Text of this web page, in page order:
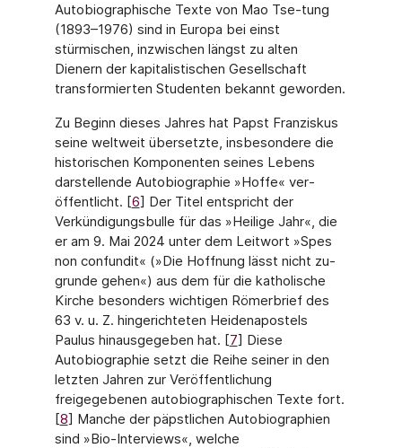
Autobiographische Texte von Mao Tse-tung
(1893–1976) sind in Europa bei einst
stürmischen, inzwischen längst zu alten
Dienern der kapitalistischen Gesellschaft
transformierten Studenten bekannt geworden.
Zu Beginn dieses Jahres hat Papst Franziskus
seine weltweit übersetzte, insbesondere die
historischen Komponenten seines Lebens
darstellende Autobiographie »Hoffe« ver­
öffentlicht. [6] Der Titel entspricht der
Verkündigungsbulle für das »Heilige Jahr«, die
er am 9. Mai 2024 unter dem Leitwort »Spes
non confundit« (»Die Hoffnung lässt nicht zu­
grunde gehen«) aus dem für die katholische
Kirche besonders wichtigen Römerbrief des
63 v. u. Z. hingerichteten Heidenapostels
Paulus hinausgegeben hat. [7] Diese
Autobiogra­phie setzt die Reihe seiner in den
letzten Jahren zur Veröffentlichung
freigegebenen autobiographischen Texte fort.
[8] Manche der päpstlichen Autobiographien
sind »Bio-In­terviews«, welche